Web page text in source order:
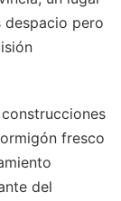
pero
fresco
del